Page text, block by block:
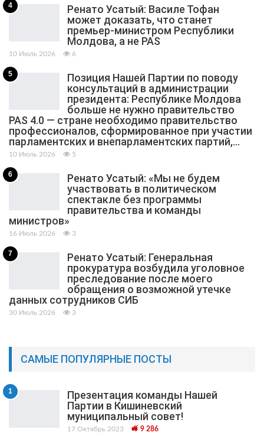
4
Ренато Усатый: Василе Тофан
может доказать, что станет
премьер-министром Республики
Молдова, а не PAS
10 Июль 2026 6
5
Позиция Нашей Партии по поводу
консультаций в администрации
президента: Республике Молдова
больше не нужно правительство
PAS 4.0 — стране необходимо правительство
профессионалов, сформированное при участии
парламентских и внепарламентских партий,…
10 Июль 2026 5
6
Ренато Усатый: «Мы не будем
участвовать в политическом
спектакле без программы
правительства и команды
министров»
16 Июль 2026 3
7
Ренато Усатый: Генеральная
прокуратура возбудила уголовное
преследование после моего
обращения о возможной утечке
данных сотрудников СИБ
30 Июль 2026 3
САМЫЕ ПОПУЛЯРНЫЕ ПОСТЫ
1
Презентация команды Нашей
Партии в Кишиневский
муниципальный cовет!
17 Октябрь 2023 9 286